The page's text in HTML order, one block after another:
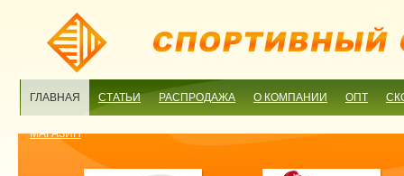
ГЛАВНАЯ СТАТЬИ РАСПРОДАЖА О КОМПАНИИ ОПТ
МАГАЗИН